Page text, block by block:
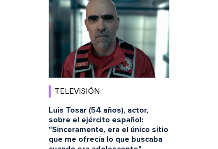
TELEVISIÓN
Luis Tosar (54 años), actor,
sobre el ejército español:
"Sinceramente, era el único sitio
que me ofrecía lo que buscaba